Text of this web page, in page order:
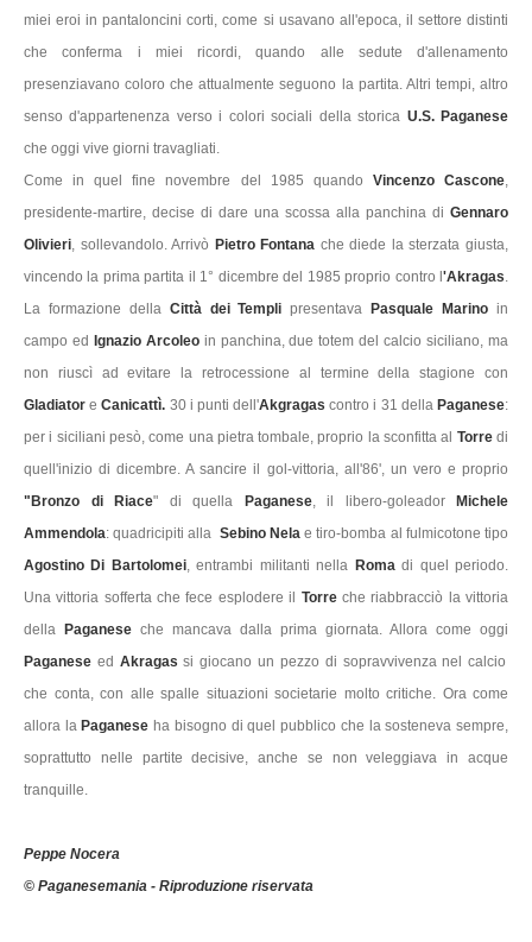
miei eroi in pantaloncini corti, come si usavano all'epoca, il settore distinti
che conferma i miei ricordi, quando alle sedute d'allenamento
presenziavano coloro che attualmente seguono la partita. Altri tempi, altro
senso d'appartenenza verso i colori sociali della storica U.S. Paganese
che oggi vive giorni travagliati.
Come in quel fine novembre del 1985 quando Vincenzo Cascone
presidente-martire, decise di dare una scossa alla panchina di Gennaro
Olivieri , sollevandolo. Arrivò Pietro Fontana che diede la sterzata giusta,
vincendo la prima partita il 1° dicembre del 1985 proprio contro l'Akragas
La formazione della Città dei TemplipresentavaPasquale Marinoin
campo ed Ignazio Arcoleo in panchina, due totem del calcio siciliano, ma
non riuscì ad evitare la retrocessione al termine della stagione con
GladiatoreCanicattì. 30 i punti dell'Akgragas contro i 31 dellaPaganese:
per i siciliani pesò, come una pietra tombale, proprio la sconfitta al Torredi
quell'inizio di dicembre. A sancire il gol-vittoria, all'86', un vero e proprio
"Bronzo di Riace" di quella Paganese, il libero-goleador Michele
Ammendola: quadricipiti alla Sebino Nelae tiro-bomba al fulmicotone tipo
Agostino Di Bartolomei, entrambi militanti nella Roma di quel periodo.
Una vittoria sofferta che fece esplodere il Torreche riabbracciò la vittoria
della Paganese che mancava dalla prima giornata. Allora come oggi
Paganese ed Akragassi giocano un pezzo di sopravvivenza nel calcio
che conta, con alle spalle situazioni societarie molto critiche. Ora come
allora laPaganese ha bisogno di quel pubblico che la sosteneva sempre,
soprattutto nelle partite decisive, anche se non veleggiava in acque
tranquille.
Peppe Nocera
© Paganesemania - Riproduzione riservata